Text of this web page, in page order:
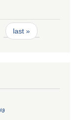
last »